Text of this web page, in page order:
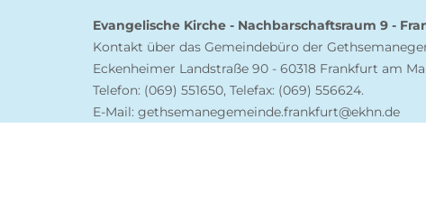
Evangelische Kirche - Nachbarschaftsraum 9 -
Kontakt über das Gemeindebüro der
Eckenheimer Landstraße 90 - 60318 Frankfurt am
Telefon: (069) 551650, Telefax: (069) 556624.
E-Mail: gethsemanegemeinde.frankfurt@ekhn.de